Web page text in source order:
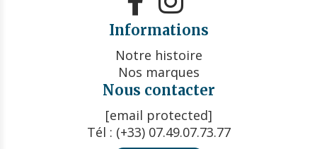
Informations
Notre histoire
Nos marques
Nous contacter
[email protected]
Tél : (+33) 07.49.07.73.77